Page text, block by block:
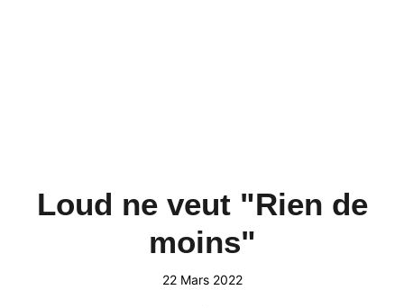
Loud ne veut "Rien de
moins"
22 Mars 2022